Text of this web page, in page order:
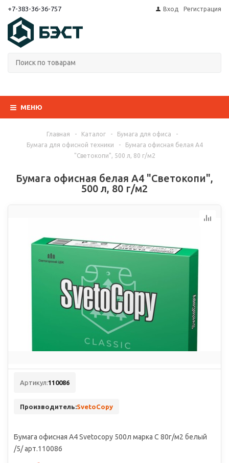
+7-383-36-36-757 Вход Регистрация
МЕНЮ
Главная - Каталог - Бумага для офиса
-
Бумага для офисной техники
-
Бумага офисная белая А4
"Светокопи", 500 л, 80 г/м2
Бумага офисная белая А4 "Светокопи",
500 л, 80 г/м2
Артикул:110086
Производитель:SvetoCopy
Бумага офисная А4 Svetocopy 500л марка С 80г/м2 белый
/5/ арт.110086